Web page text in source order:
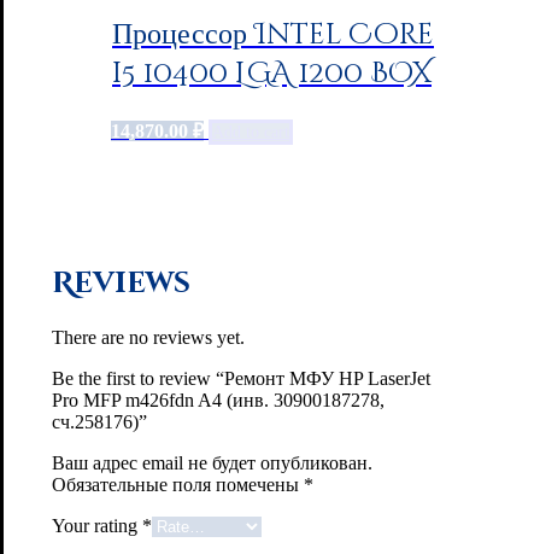
Процессор Intel Core
i5 10400 LGA 1200 BOX
14,870.00 ₽
Reviews
There are no reviews yet.
Be the first to review “Ремонт МФУ HP LaserJet
Pro MFP m426fdn A4 (инв. 30900187278,
сч.258176)”
Ваш адрес email не будет опубликован.
Обязательные поля помечены *
Your rating *